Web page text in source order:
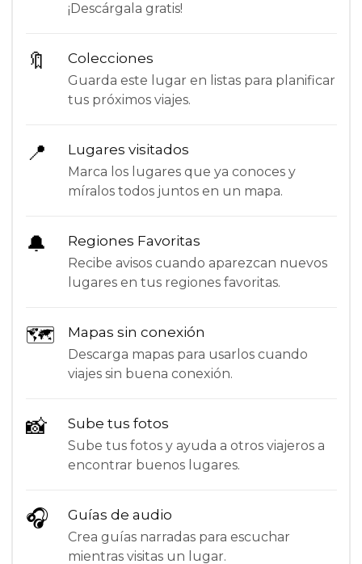
¡Descárgala gratis!
🔖 Colecciones
Guarda este lugar en listas para planificar
tus próximos viajes.
📍 Lugares visitados
Marca los lugares que ya conoces y
míralos todos juntos en un mapa.
🔔 Regiones Favoritas
Recibe avisos cuando aparezcan nuevos
lugares en tus regiones favoritas.
🗺 Mapas sin conexión
Descarga mapas para usarlos cuando
viajes sin buena conexión.
📸 Sube tus fotos
Sube tus fotos y ayuda a otros viajeros a
encontrar buenos lugares.
🎧 Guías de audio
Crea guías narradas para escuchar
mientras visitas un lugar.